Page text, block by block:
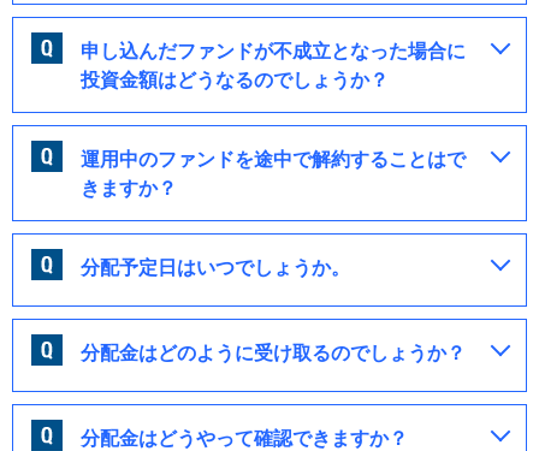
申し込んだファンドが不成立となった場合に
投資金額はどうなるのでしょうか？
運用中のファンドを途中で解約することはで
きますか？
分配予定日はいつでしょうか。
分配金はどのように受け取るのでしょうか？
分配金はどうやって確認できますか？